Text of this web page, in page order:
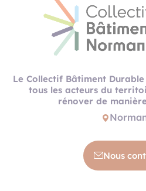
Le Collectif Bâtiment
tous les acteurs du
rénover de
Nous